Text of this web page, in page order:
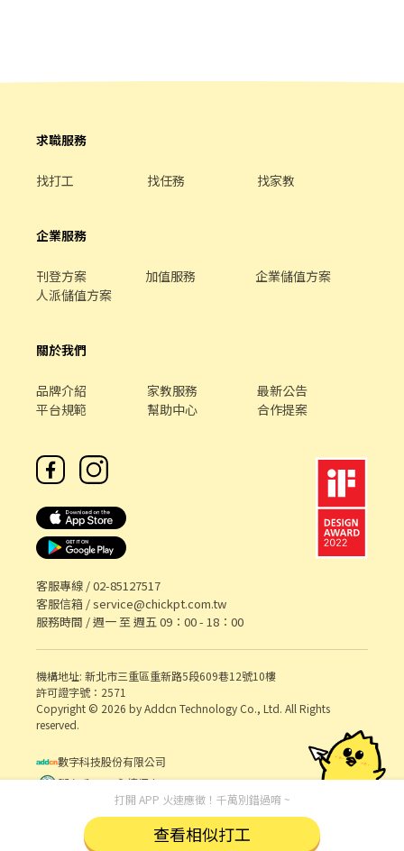
休息日加班4天 $60,700 💰夜班 $300/H ►二休二(上15天) $45,000
►休息日加班4天 $67,440 —————————————————————
加好友：https://lin.ee/XldRAUu ✨歡迎電話/加好友詢問👌🏻 🔔免服
求職服務
找打工 找任務 找家教
企業服務
刊登方案 加值服務
企業儲值方案
人派儲值方案
關於我們
品牌介紹 家教服務
最新公告
平台規範
幫助中心 合作提案
客服專線 /02-85127517
客服信箱 /service@chickpt.com.tw
服務時間 / 週一 至 週五 09：00 - 18：00
機構地址: 新北市三重區重新路5段609巷12號10樓
許可證字號：2571
Copyright © 2026 by Addcn Technology Co., Ltd. All Rights
reserved.
數字科技股份有限公司
鄧白氏 ESG 永續標章
打開 APP 火速應徵！千萬別錯過唷 ~
查看相似打工